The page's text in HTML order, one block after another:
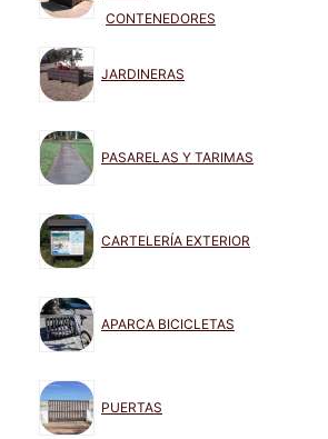
CONTENEDORES
JARDINERAS
PASARELAS Y TARIMAS
CARTELERÍA EXTERIOR
APARCA BICICLETAS
PUERTAS